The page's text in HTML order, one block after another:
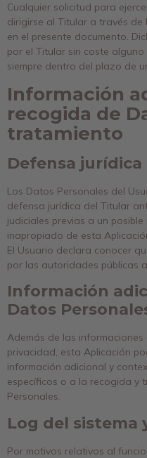
Cualquier solicitud para
dirigirse al Titular a través
en el presente documento.
por el Titular sin coste
siempre dentro del plazo de
Información
recogida de
tratamiento
Defensa jurídica
Los Datos Personales del
defensa jurídica del Titular
judiciales previas a un
inapropiado de esta
El Usuario declara conocer
por las autoridades públicas
Información
Datos
Además de las
privacidad, esta Aplicación
información adicional y
específicos o a la recogida y
Personales.
Log del
Por motivos relativos al